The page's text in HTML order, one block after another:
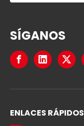
SÍGANOS
ENLACES RÁPIDOS